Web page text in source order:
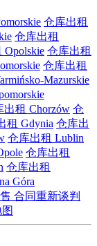
仓库出租
仓库出租
Opolskie 仓库出租
仓库出租
Mazurskie
出租 Chorzów 仓
租 Gdynia 仓库出
仓库出租 Lublin
仓库出租
仓库出租
Góra
合同重新谈判